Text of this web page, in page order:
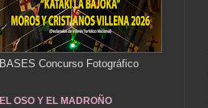
BASES Concurso Fotográfico
EL OSO Y EL MADROÑO